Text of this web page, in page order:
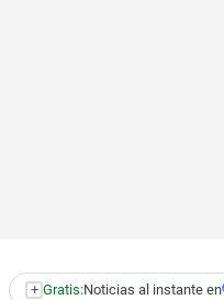
+ Gratis:Noticias al instante en